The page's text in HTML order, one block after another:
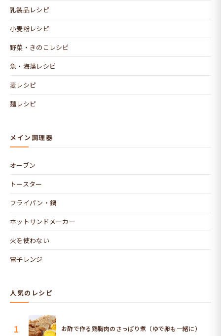
乳製品レシピ
小麦粉レシピ
野菜・きのこレシピ
魚・海藻レシピ
麦レシピ
麺レシピ
メイン調理器
オーブン
トースター
フライパン・鍋
ホットサンドメーカー
火を使わない
電子レンジ
人気のレシピ
1 お酢で作る鶏胸肉のさっぱり煮（ゆで卵も一緒に）